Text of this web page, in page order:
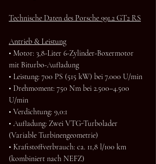
Technische Daten des Porsche 991.2 GT2 RS
Antrieb & Leistung
• Motor: 3,8-Liter 6-Zylinder-Boxermotor
mit Biturbo-Aufladung
• Leistung: 700 PS (515 kW) bei 7.000 U/min
• Drehmoment: 750 Nm bei 2.500–4.500
U/min
• Verdichtung: 9,0:1
• Aufladung: Zwei VTG-Turbolader
(Variable Turbinengeometrie)
• Kraftstoffverbrauch: ca. 11,8 l/100 km
(kombiniert nach NEFZ)